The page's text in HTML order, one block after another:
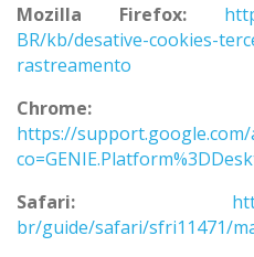
Mozilla Firefox:
BR/kb/desative-cookies-
rastreamento
Chrome:
https://
Safari:
br/guide/safari/sfri11471/